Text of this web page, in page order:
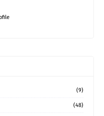
(9)
(48)